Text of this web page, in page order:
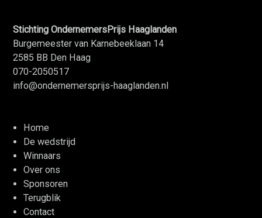
Stichting OndernemersPrijs Haaglanden
Burgemeester van Karnebeeklaan 14
2585 BB Den Haag
070-2050517
info@ondernemersprijs-haaglanden.nl
Home
De wedstrijd
Winnaars
Over ons
Sponsoren
Terugblik
Contact